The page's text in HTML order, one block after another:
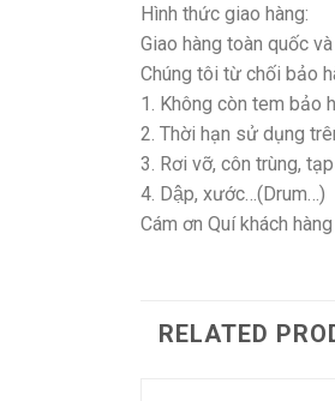
Hình thức giao hàng:
Giao hàng toàn quốc
Chúng tôi từ chối bảo
1. Không còn tem bảo
2. Thời hạn sử dụng
3. Rơi vỡ, côn trùng,
4. Dập, xước…(Drum…)
Cám ơn Quí khách
RELATED